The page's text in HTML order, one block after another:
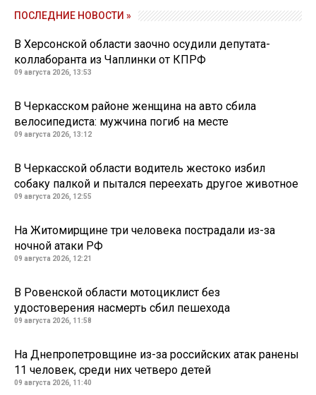
ПОСЛЕДНИЕ НОВОСТИ »
В Херсонской области заочно осудили депутата-
коллаборанта из Чаплинки от КПРФ
09 августа 2026, 13:53
В Черкасском районе женщина на авто сбила
велосипедиста: мужчина погиб на месте
09 августа 2026, 13:12
В Черкасской области водитель жестоко избил
собаку палкой и пытался переехать другое животное
09 августа 2026, 12:55
На Житомирщине три человека пострадали из-за
ночной атаки РФ
09 августа 2026, 12:21
В Ровенской области мотоциклист без
удостоверения насмерть сбил пешехода
09 августа 2026, 11:58
На Днепропетровщине из-за российских атак ранены
11 человек, среди них четверо детей
09 августа 2026, 11:40